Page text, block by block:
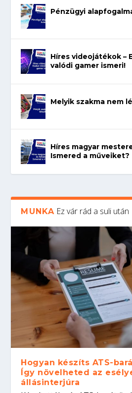
Pénzügyi
Híres videojátékok –
valódi gamer ismeri!
Melyik szakma nem
Híres magyar
Ismered a műveiket?
MUNKA Ez vár rád a suli után
Hogyan készíts ATS-
Így növelheted az
állásinterjúra